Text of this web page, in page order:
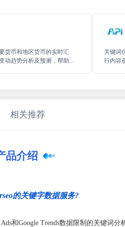
货币和地区货币的实时汇
动趋势分析及预测，帮助用
关键词
行内容
相关推荐
品介绍
的关键字数据服务?
和Google Trends数据限制的关键词